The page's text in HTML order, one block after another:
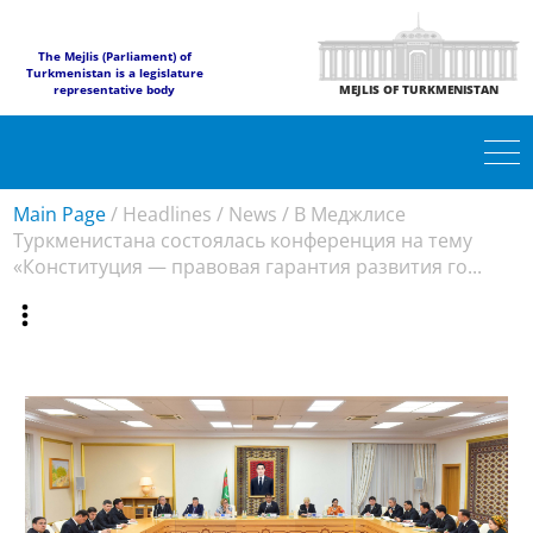
The Mejlis (Parliament) of
Turkmenistan is a legislature
representative body
MEJLIS OF TURKMENISTAN
Main Page/ Headlines / News / В Меджлисе
Туркменистана состоялась конференция на тему
«Конституция — правовая гарантия развития го...